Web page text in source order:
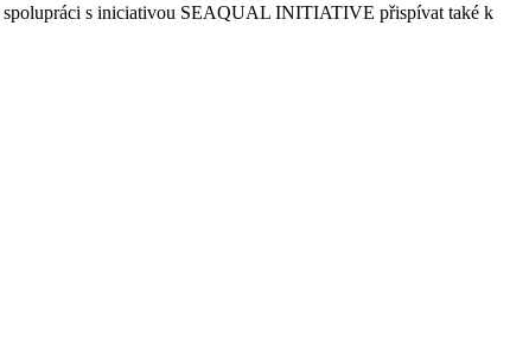
s iniciativou SEAQUAL INITIATIVE přispívat také k